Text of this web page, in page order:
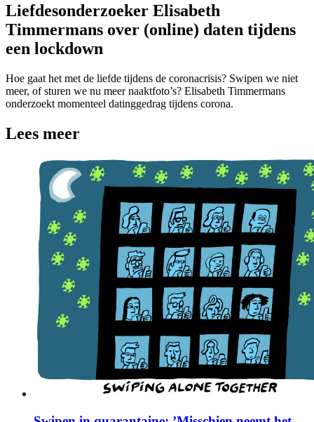
Liefdesonderzoeker Elisabeth
Timmermans over (online) daten tijdens
een lockdown
Hoe gaat het met de liefde tijdens de coronacrisis? Swipen we niet
meer, of sturen we nu meer naaktfoto’s? Elisabeth Timmermans
onderzoekt momenteel datinggedrag tijdens corona.
Lees meer